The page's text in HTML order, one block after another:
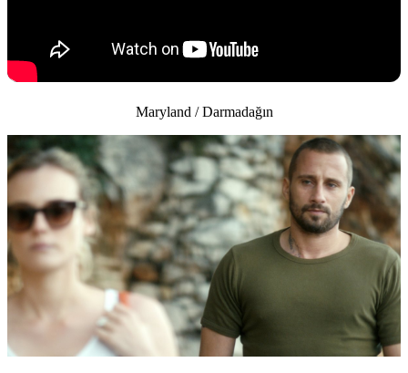
Maryland / Darmadağın